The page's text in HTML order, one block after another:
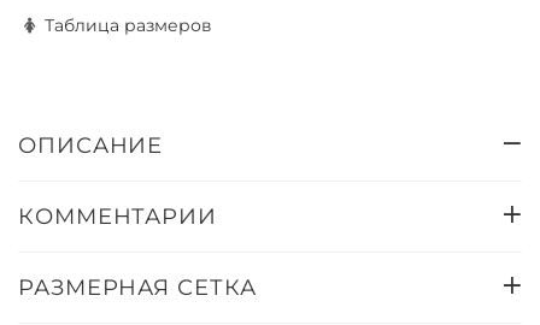
Таблица размеров
ОПИСАНИЕ
КОММЕНТАРИИ
РАЗМЕРНАЯ СЕТКА